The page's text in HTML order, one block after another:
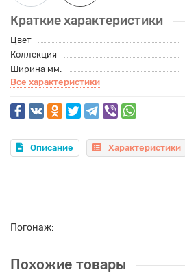
Краткие характеристики
Цвет
Коллекция
Ширина мм.
Все характеристики
Описание Характеристики
Погонаж:
Похожие товары